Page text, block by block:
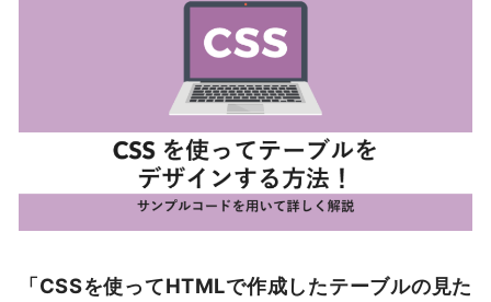
「CSSを使ってHTMLで作成したテーブルの見た